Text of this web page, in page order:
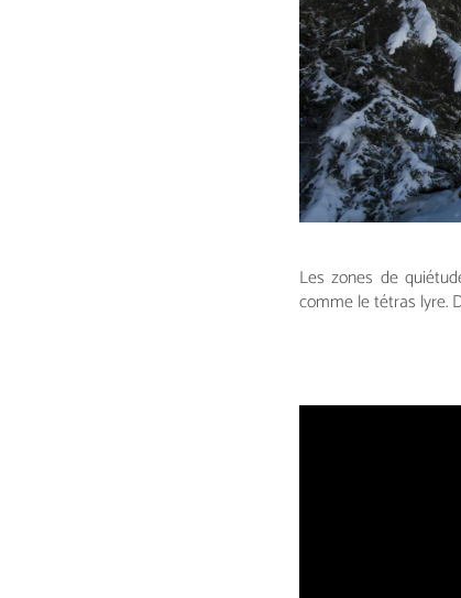
Les zones de
comme le tétras lyre.